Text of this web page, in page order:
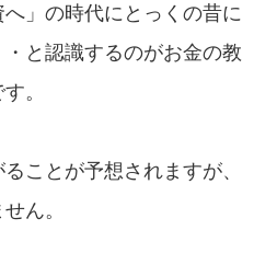
」の時代にとっくの昔に
と認識するのがお金の教
。
ことが予想されますが、
ん。